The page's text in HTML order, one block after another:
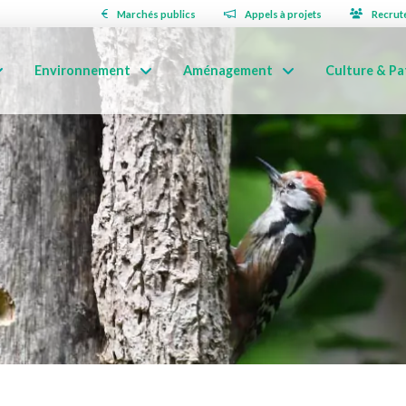
Marchés publics Appels à projets
Environnement Aménagement Culture &